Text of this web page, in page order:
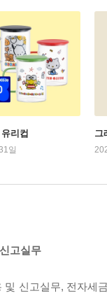
리컵
일
그
고실무
및 신고실무, 전자세